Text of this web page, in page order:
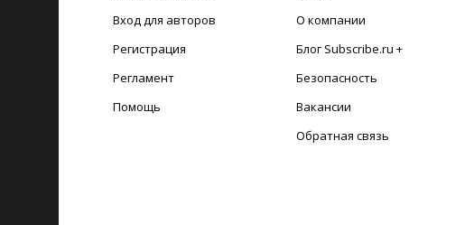
Вход для авторов
Регистрация
Регламент
Помощь
О компании
Блог Subscribe.ru +
Безопасность
Вакансии
Обратная связь